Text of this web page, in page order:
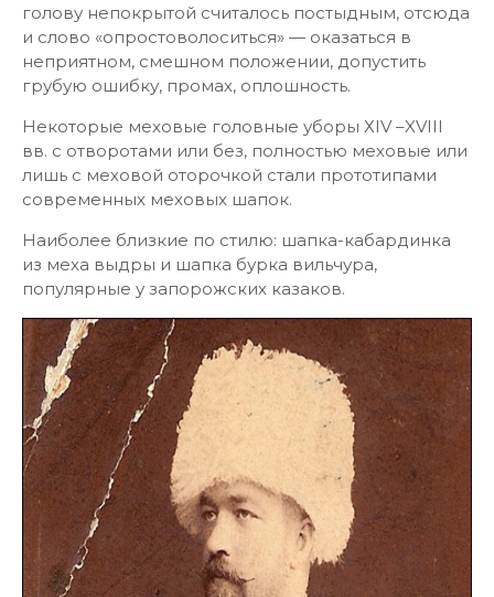
голову непокрытой считалось постыдным, отсюда
и слово «опростоволоситься» — оказаться в
неприятном, смешном положении, допустить
грубую ошибку, промах, оплошность.
Некоторые меховые головные уборы ХІV –XVIII
вв. с отворотами или без, полностью меховые или
лишь с меховой оторочкой стали прототипами
современных меховых шапок.
Наиболее близкие по стилю: шапка-кабардинка
из меха выдры и шапка бурка вильчура,
популярные у запорожских казаков.